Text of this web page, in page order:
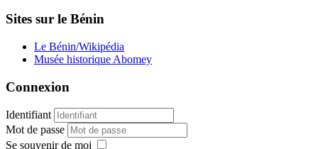
Sites sur le Bénin
Le Bénin/Wikipédia
Musée historique Abomey
Connexion
Identifiant
Mot de passe
Se souvenir de moi